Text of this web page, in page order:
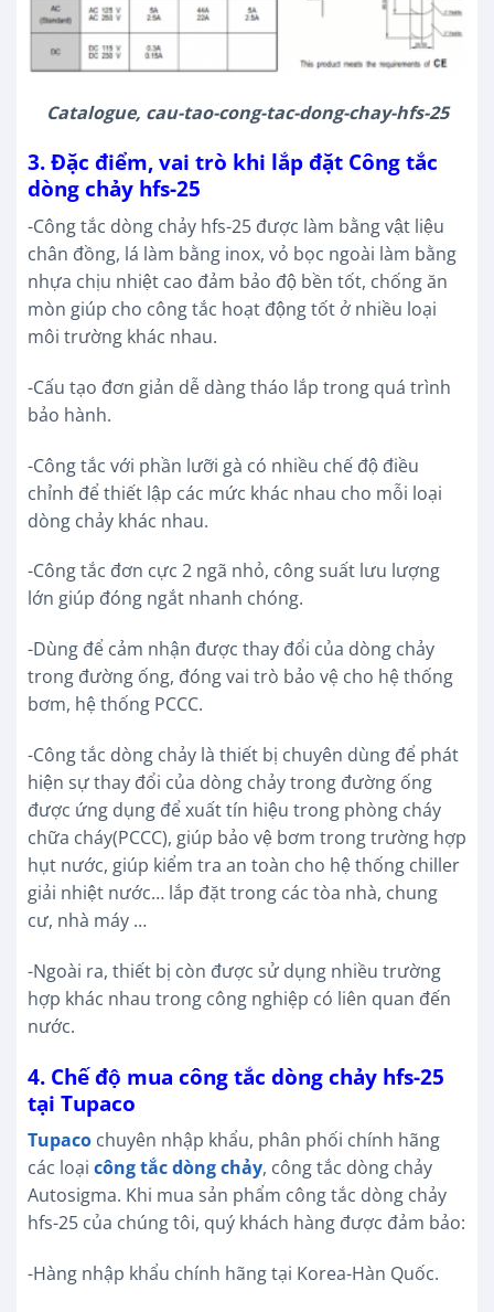
Catalogue, cau-tao-cong-tac-dong-chay-hfs-25
3. Đặc điểm, vai trò khi lắp đặt Công tắc
dòng chảy hfs-25
-Công tắc dòng chảy hfs-25 được làm bằng vật liệu
chân đồng, lá làm bằng inox, vỏ bọc ngoài làm bằng
nhựa chịu nhiệt cao đảm bảo độ bền tốt, chống ăn
mòn giúp cho công tắc hoạt động tốt ở nhiều loại
môi trường khác nhau.
-Cấu tạo đơn giản dễ dàng tháo lắp trong quá trình
bảo hành.
-Công tắc với phần lưỡi gà có nhiều chế độ điều
chỉnh để thiết lập các mức khác nhau cho mỗi loại
dòng chảy khác nhau.
-Công tắc đơn cực 2 ngã nhỏ, công suất lưu lượng
lớn giúp đóng ngắt nhanh chóng.
-Dùng để cảm nhận được thay đổi của dòng chảy
trong đường ống, đóng vai trò bảo vệ cho hệ thống
bơm, hệ thống PCCC.
-Công tắc dòng chảy là thiết bị chuyên dùng để phát
hiện sự thay đổi của dòng chảy trong đường ống
được ứng dụng để xuất tín hiệu trong phòng cháy
chữa cháy(PCCC), giúp bảo vệ bơm trong trường hợp
hụt nước, giúp kiểm tra an toàn cho hệ thống chiller
giải nhiệt nước… lắp đặt trong các tòa nhà, chung
cư, nhà máy …
-Ngoài ra, thiết bị còn được sử dụng nhiều trường
hợp khác nhau trong công nghiệp có liên quan đến
nước.
4. Chế độ mua công tắc dòng chảy hfs-25
tại Tupaco
Tupaco chuyên nhập khẩu, phân phối chính hãng
các loại công tắc dòng chảy, công tắc dòng chảy
Autosigma. Khi mua sản phẩm công tắc dòng chảy
hfs-25 của chúng tôi, quý khách hàng được đảm bảo:
-Hàng nhập khẩu chính hãng tại Korea-Hàn Quốc.